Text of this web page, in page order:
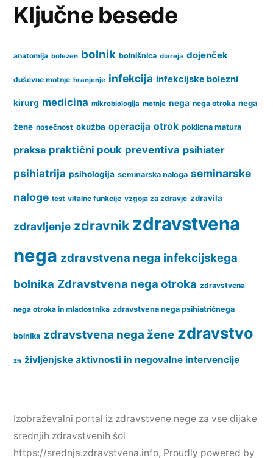
Ključne besede
anatomija bolezen bolnik bolnišnica diareja dojenček
duševne motnje hranjenje infekcija infekcijske bolezni
kirurg medicina mikrobiologija motnje nega nega otroka nega
žene nosečnost okužba operacija otrok poklicna matura
praksa praktični pouk preventiva psihiater
psihiatrija psihologija seminarska naloga seminarske
naloge test vitalne funkcije vzgoja za zdravje zdravila
zdravljenje zdravnik zdravstvena
nega zdravstvena nega infekcijskega
bolnika Zdravstvena nega otroka zdravstvena
nega otroka in mladostnika zdravstvena nega psihiatričnega
bolnika zdravstvena nega žene zdravstvo
zn življenjske aktivnosti in negovalne intervencije
Izobraževalni portal iz zdravstvene nege za vse dijake
srednjih zdravstvenih šol
https://srednja.zdravstvena.info, Proudly powered by